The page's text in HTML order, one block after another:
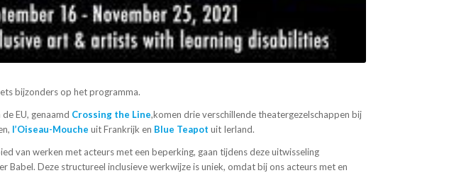
bijzonders op het programma.
EU, genaamd Crossing the Line,komen drie verschillende theatergezelschappen bij
l’Oiseau-Mouche uit Frankrijk en Blue Teapot uit Ierland.
van werken met acteurs met een beperking, gaan tijdens deze uitwisseling
Babel. Deze structureel inclusieve werkwijze is uniek, omdat bij ons acteurs met en